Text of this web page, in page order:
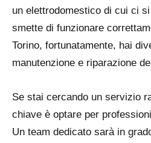
un elettrodomestico di cui ci
smette di funzionare
Torino, fortunatamente, hai
manutenzione e riparazione
Se stai cercando un servizio
chiave è optare per
Un team dedicato sarà in